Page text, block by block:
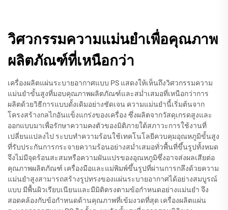
วิศวกรรมความแม่นยำเพื่อคุณภาพ
ผลิตภัณฑ์ที่เหนือกว่า
เครื่องผลิตแผ่นระบายอากาศแบบ PS แสดงให้เห็นถึงวิศวกรรมความ
แม่นยำขั้นสูงที่มอบคุณภาพผลิตภัณฑ์และสม่ำเสมอที่เหนือกว่าการ
ผลิตด้วยวิธีการแบบดั้งเดิมอย่างชัดเจน ความแม่นยำนี้เริ่มต้นจาก
โครงสร้างกลไกอันแข็งแกร่งของเครื่อง ซึ่งผลิตจากวัสดุเกรดสูงและ
ออกแบบมาเพื่อรักษาความคงตัวของมิติภายใต้สภาวะการใช้งานที่
เปลี่ยนแปลงไป ระบบทำความร้อนใช้เทคโนโลยีควบคุมอุณหภูมิขั้นสูง
ที่รับประกันการกระจายความร้อนอย่างสม่ำเสมอทั่วพื้นที่ขึ้นรูปทั้งหมด
จึงไม่มีจุดร้อนสะสมหรือความผันแปรของอุณหภูมิซึ่งอาจส่งผลเสียต่อ
คุณภาพผลิตภัณฑ์ เครื่องมือและแม่พิมพ์ขึ้นรูปที่ผ่านการกลึงด้วยความ
แม่นยำสูงสามารถสร้างรูปทรงของแผ่นระบายอากาศได้อย่างสมบูรณ์
แบบ มีพื้นผิวเรียบเนียนและมีมิติตรงตามข้อกำหนดอย่างแม่นยำ จึง
สอดคล้องกับข้อกำหนดด้านคุณภาพที่เข้มงวดที่สุด เครื่องผลิตแผ่น